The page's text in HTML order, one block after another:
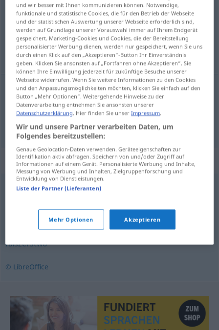
Übersicht aller Übersetzungen
(Für mehr Details die Übersetzung anklicken/antippen)
Imitation, Nachahmung
Imitationf imitacja
Nachahmungf imitacja FIG
Synonyme für "imitacja"
namiastka,surogat
naśladownictwo
fałszerstwo
© LibreOffice
und wir besser mit Ihnen kommunizieren können. Notwendige,
funktionale und statistische Cookies, die für den Betrieb der Webseite
und der statistischen Auswertung unserer Webseite erforderlich sind,
werden auf Grundlage unserer Vorauswahl immer auf Ihrem Endgerät
gespeichert. Marketing-Cookies und Cookies, die der Bereitstellung
personalisierter Werbung dienen, werden nur gespeichert, wenn Sie uns
durch einen Klick auf den „Akzeptieren“-Button Ihr Einverständnis
geben. Klicken Sie ansonsten auf „Fortfahren ohne Akzeptieren“. Sie
können Ihre Einwilligung jederzeit für zukünftige Besuche unserer
Webseite widerrufen. Wenn Sie weitere Informationen zu den Cookies
und den Anpassungsmöglichkeiten möchten, klicken Sie einfach auf den
Button „Mehr Optionen“. Weitergehende Hinweise zu der
Datenverarbeitung entnehmen Sie ansonsten unserer
Datenschutzerklärung. Hier finden Sie unserImpressum.
Wir und unsere Partner verarbeiten Daten, um
Folgendes bereitzustellen:
Genaue Geolocation-Daten verwenden. Geräteeigenschaften zur
Identifikation aktiv abfragen. Speichern von und/oder Zugriff auf
Informationen auf einem Gerät. Personalisierte Werbung und Inhalte,
Messung von Werbung und Inhalten, Zielgruppenforschung und
Entwicklung von Dienstleistungen.
Liste der Partner (Lieferanten)
Mehr Optionen Akzeptieren